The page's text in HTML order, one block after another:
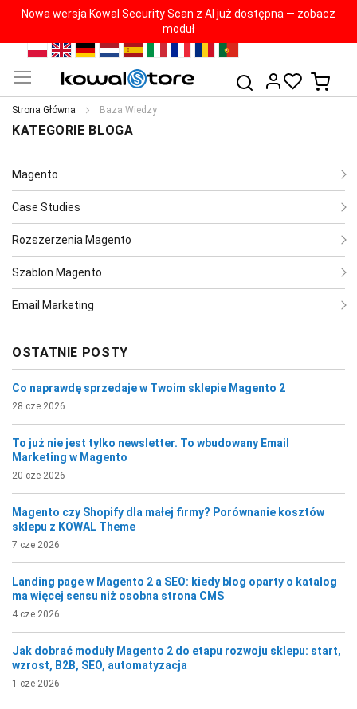
Nowa wersja Kowal Security Scan z AI już dostępna — zobacz
moduł
Przejdź
treści
PL EN DE NL ES IT FR RO
PT
Szukaj
Mój
Strona Główna Baza Wiedzy
KATEGORIE BLOGA
Magento
Case Studies
Rozszerzenia Magento
Szablon Magento
Email Marketing
OSTATNIE POSTY
Co naprawdę sprzedaje w Twoim sklepie Magento 2
28 cze 2026
To już nie jest tylko newsletter. To wbudowany Email
Marketing w Magento
20 cze 2026
Magento czy Shopify dla małej firmy? Porównanie kosztów
sklepu z KOWAL Theme
7 cze 2026
Landing page w Magento 2 a SEO: kiedy blog oparty o katalog
ma więcej sensu niż osobna strona CMS
4 cze 2026
Jak dobrać moduły Magento 2 do etapu rozwoju sklepu: start,
wzrost, B2B, SEO, automatyzacja
1 cze 2026